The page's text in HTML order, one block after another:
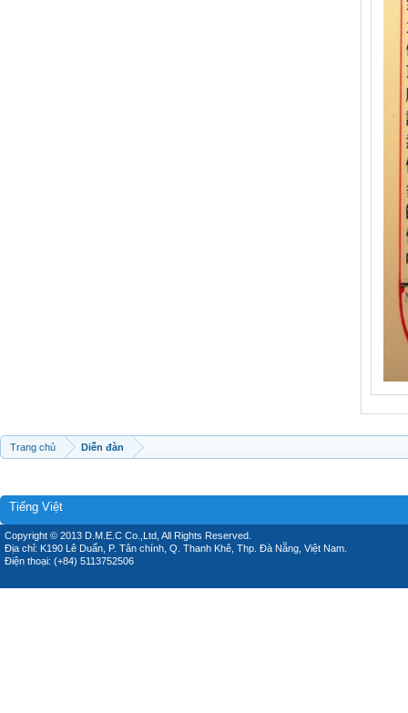
Trang chủ Diễn đàn
Tiếng Việt
Copyright © 2013 D.M.E.C Co.,Ltd, All Rights Reserved.
Địa chỉ: K190 Lê Duẩn, P. Tân chính, Q. Thanh Khê, Thp. Đà Nẵng, Việt Nam.
Điện thoại: (+84) 5113752506